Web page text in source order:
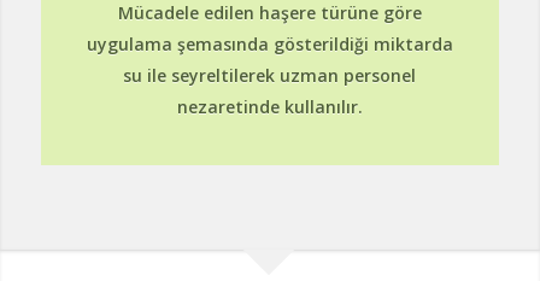
Mücadele edilen haşere türüne göre
uygulama şemasında gösterildiği miktarda
su ile seyreltilerek uzman personel
nezaretinde kullanılır.